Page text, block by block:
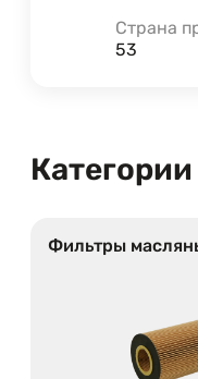
Страна
53
Фильтры